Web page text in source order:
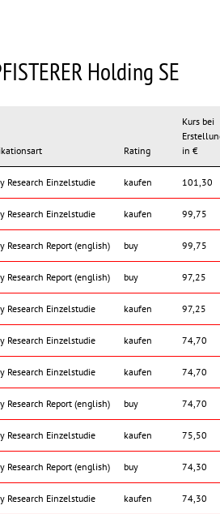
Holding SE
Rating
Kurs bei
in €
Research Einzelstudie kaufen 101,30
Research Einzelstudie kaufen 99,75
Research Report (english) buy 99,75
Research Report (english) buy 97,25
Research Einzelstudie kaufen 97,25
Research Einzelstudie kaufen 74,70
Research Einzelstudie kaufen 74,70
Research Report (english) buy 74,70
Research Einzelstudie kaufen 75,50
Research Report (english) buy 74,30
Research Einzelstudie kaufen 74,30